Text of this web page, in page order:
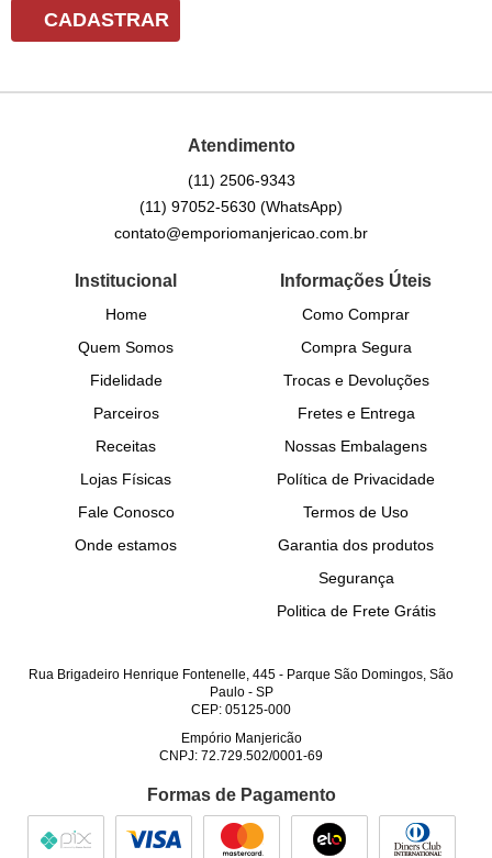
CADASTRAR
Atendimento
(11) 2506-9343
(11) 97052-5630(WhatsApp)
contato@emporiomanjericao.com.br
Institucional
Home
Quem Somos
Fidelidade
Parceiros
Receitas
Lojas Físicas
Fale Conosco
Onde estamos
Informações Úteis
Como Comprar
Compra Segura
Trocas e Devoluções
Fretes e Entrega
Nossas Embalagens
Política de Privacidade
Termos de Uso
Garantia dos produtos
Segurança
Politica de Frete Grátis
Rua Brigadeiro Henrique Fontenelle, 445 - Parque São Domingos, São
Paulo- SP
CEP: 05125-000
Empório Manjericão
CNPJ: 72.729.502/0001-69
Formas de Pagamento